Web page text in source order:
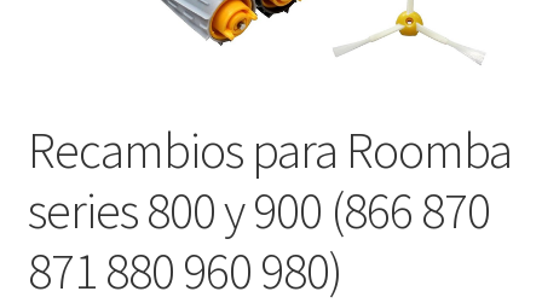
Recambios para Roomba
series 800 y 900 (866 870
871 880 960 980)